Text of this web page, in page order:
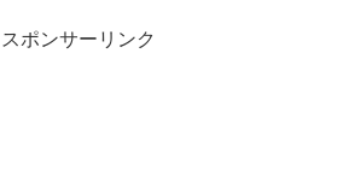
スポンサーリンク